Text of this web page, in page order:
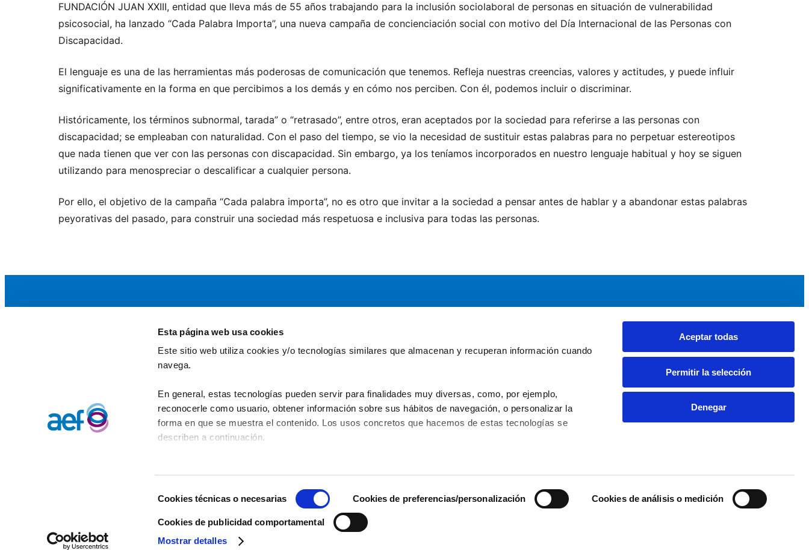
Esta página web usa cookies
Este sitio web utiliza cookies y/o tecnologías similares que almacenan y recuperan información cuando
navega.
En general, estas tecnologías pueden servir para finalidades muy diversas, como, por ejemplo,
reconocerle como usuario, obtener información sobre sus hábitos de navegación, o personalizar la
forma en que se muestra el contenido. Los usos concretos que hacemos de estas tecnologías se
describen a continuación.
de
consentimiento
Cookies técnicas o necesarias Cookies de preferencias/personalización Cookies de análisis o medición
Cookies de publicidad comportamental
Mostrar detalles
Aceptar todas
Permitir la selección
Denegar
FUNDACIÓN JUAN XXIII, entidad que lleva más de 55 años trabajando para la inclusión sociolaboral de personas en situación de vulnerabilidad
psicosocial, ha lanzado “Cada Palabra Importa”, una nueva campaña de concienciación social con motivo del Día Internacional de las Personas con
Discapacidad.
El lenguaje es una de las herramientas más poderosas de comunicación que tenemos. Refleja nuestras creencias, valores y actitudes, y puede influir
significativamente en la forma en que percibimos a los demás y en cómo nos perciben. Con él, podemos incluir o discriminar.
Históricamente, los términos subnormal, tarada” o “retrasado”, entre otros, eran aceptados por la sociedad para referirse a las personas con
discapacidad; se empleaban con naturalidad. Con el paso del tiempo, se vio la necesidad de sustituir estas palabras para no perpetuar estereotipos
que nada tienen que ver con las personas con discapacidad. Sin embargo, ya los teníamos incorporados en nuestro lenguaje habitual y hoy se siguen
utilizando para menospreciar o descalificar a cualquier persona.
Por ello, el objetivo de la campaña “Cada palabra importa”, no es otro que invitar a la sociedad a pensar antes de hablar y a abandonar estas palabras
peyorativas del pasado, para construir una sociedad más respetuosa e inclusiva para todas las personas.
Quienes somos
Canal ético
Convocatoria de Fundaciones
Fundaciones por el Clima
Noticias y Eventos
Noticias AEF
Sala de prensa
Política de privacidadAviso legalPolítica de cookiesAccesibilidad Web
© 2026 Asociación Española de Fundaciones